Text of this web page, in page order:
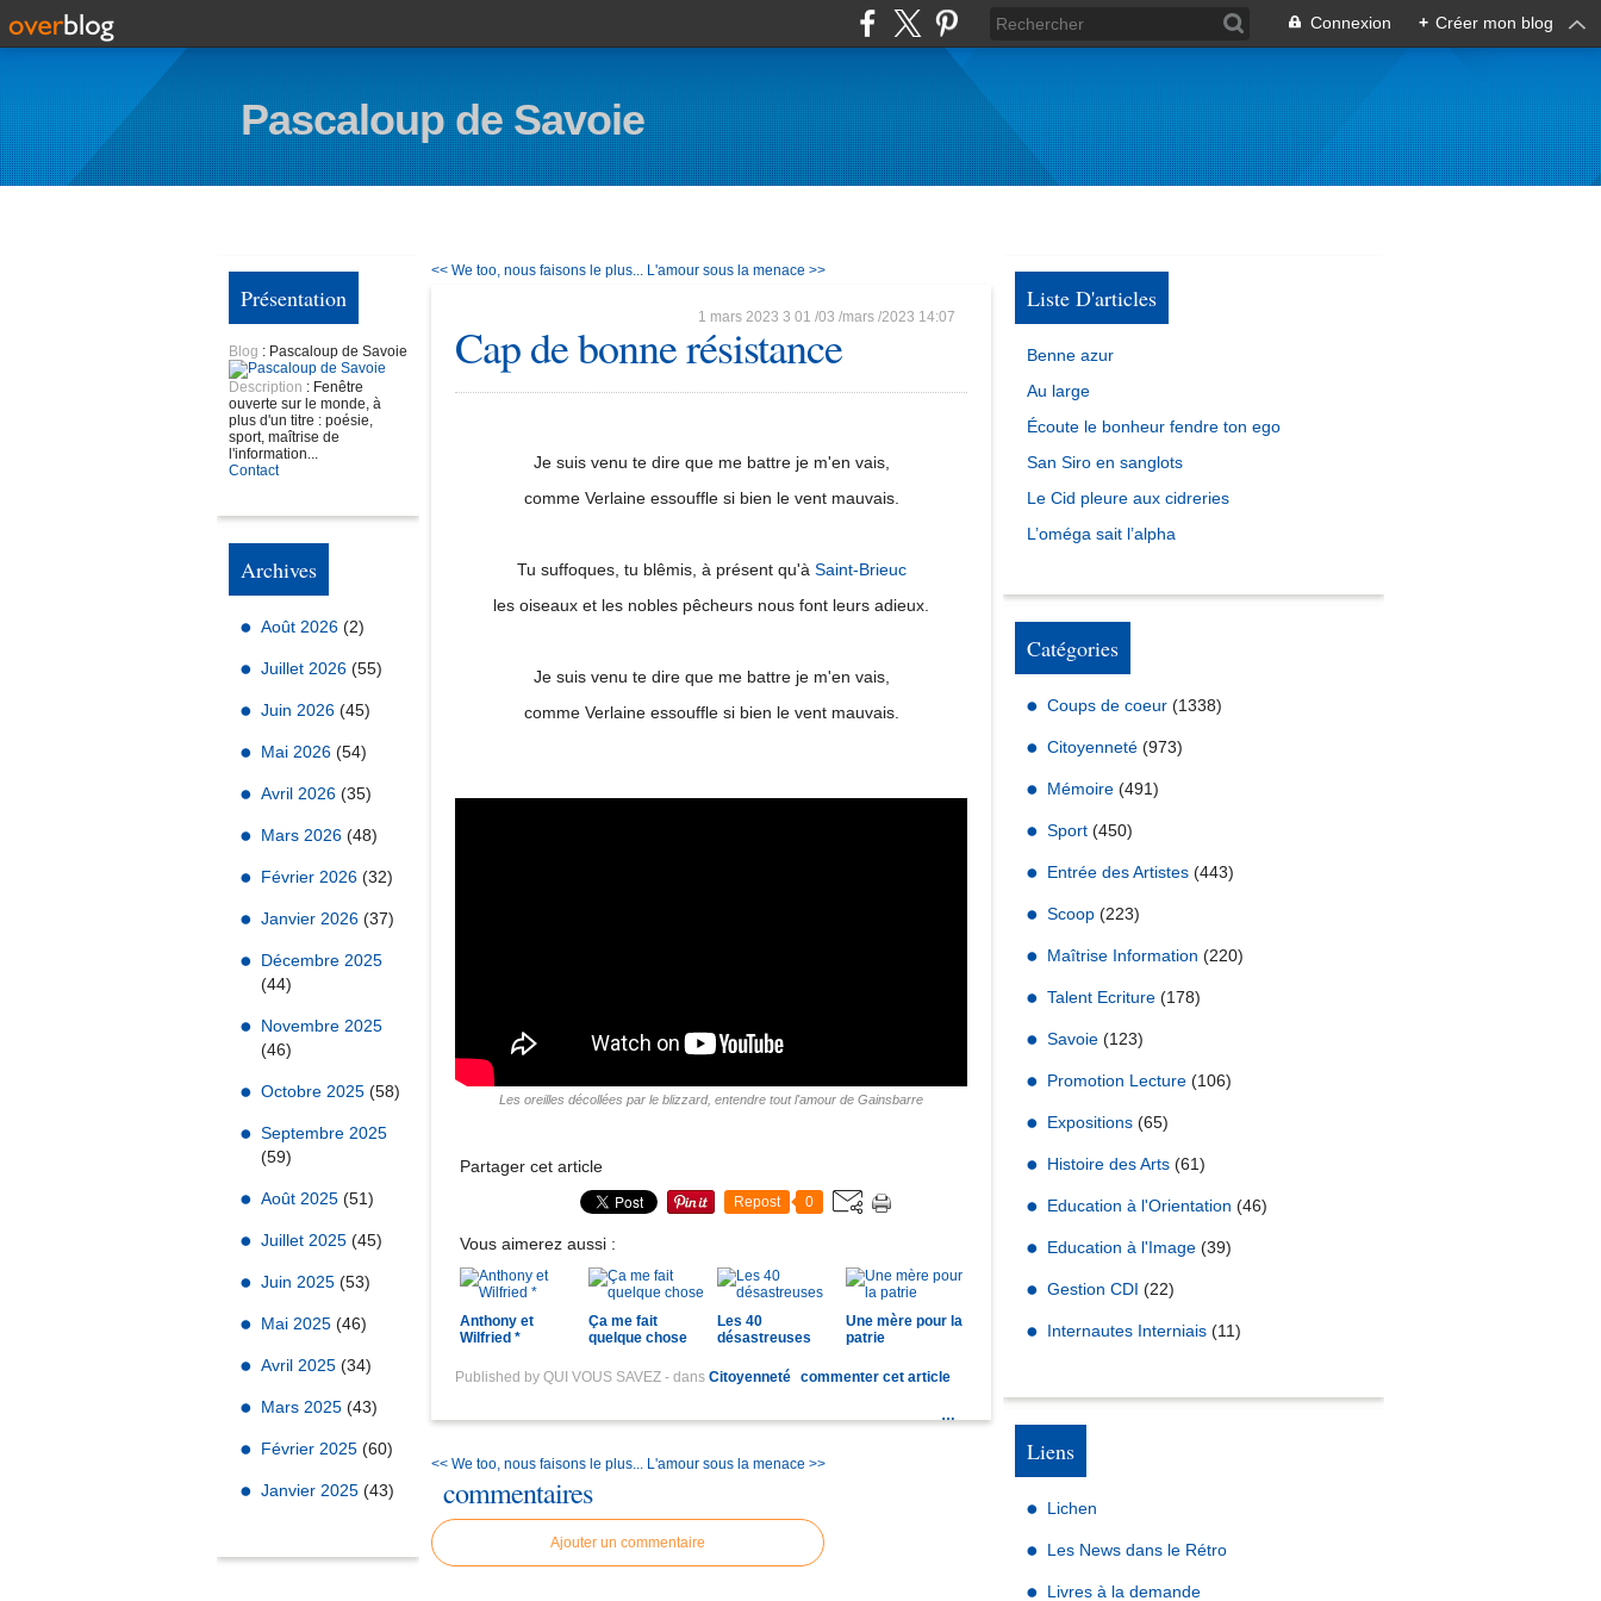
Connexion + Créer mon blog
Pascaloup de Savoie
Présentation
Blog : Pascaloup de Savoie
Description : Fenêtre
ouverte sur le monde, à
plus d'un titre : poésie,
sport, maîtrise de
l'information...
Contact
Archives
Août 2026 (2)
Juillet 2026 (55)
Juin 2026 (45)
Mai 2026 (54)
Avril 2026 (35)
Mars 2026 (48)
Février 2026 (32)
Janvier 2026 (37)
Décembre 2025
(44)
Novembre 2025
(46)
Octobre 2025 (58)
Septembre 2025
(59)
Août 2025 (51)
Juillet 2025 (45)
Juin 2025 (53)
Mai 2025 (46)
Avril 2025 (34)
Mars 2025 (43)
Février 2025 (60)
Janvier 2025 (43)
<< We too, nous faisons le plus... L'amour sous la menace >>
1 mars 2023 3 01 /03 /mars /2023 14:07
Cap de bonne résistance
Je suis venu te dire que me battre je m'en vais,
comme Verlaine essouffle si bien le vent mauvais.
Tu suffoques, tu blêmis, à présent qu'à Saint-Brieuc
les oiseaux et les nobles pêcheurs nous font leurs adieux.
Je suis venu te dire que me battre je m'en vais,
comme Verlaine essouffle si bien le vent mauvais.
Les oreilles décollées par le blizzard, entendre tout l'amour de Gainsbarre
Partager cet article
Repost 0
Vous aimerez aussi :
Anthony et
Wilfried *
Ça me fait
quelque chose
Les 40
désastreuses
Une mère pour la
patrie
Published by QUI VOUS SAVEZ - dans Citoyenneté commenter cet article
…
<< We too, nous faisons le plus... L'amour sous la menace >>
commentaires
Ajouter un commentaire
Liste D'articles
Benne azur
Au large
Écoute le bonheur fendre ton ego
San Siro en sanglots
Le Cid pleure aux cidreries
L’oméga sait l’alpha
Catégories
Coups de coeur (1338)
Citoyenneté (973)
Mémoire (491)
Sport (450)
Entrée des Artistes (443)
Scoop (223)
Maîtrise Information (220)
Talent Ecriture (178)
Savoie (123)
Promotion Lecture (106)
Expositions (65)
Histoire des Arts (61)
Education à l'Orientation (46)
Education à l'Image (39)
Gestion CDI (22)
Internautes Interniais (11)
Liens
Lichen
Les News dans le Rétro
Livres à la demande